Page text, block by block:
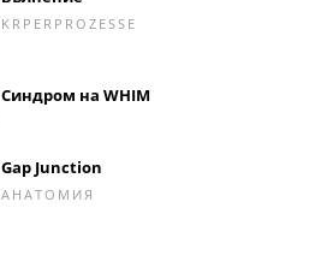
KRPERPROZESSE
Синдром на WHIM
Gap Junction
АНАТОМИЯ